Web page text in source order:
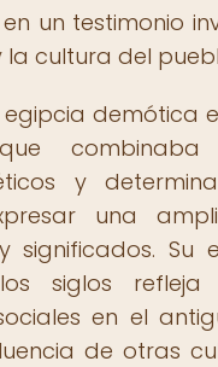
un testimonio
cultura del
demótica
combinaba
y
una
significados. Su
siglos refleja
en el
de otras